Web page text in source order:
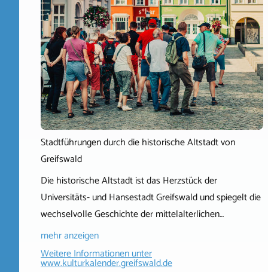
Stadtführungen durch die historische Altstadt von
Greifswald
Die historische Altstadt ist das Herzstück der
Universitäts- und Hansestadt Greifswald und spiegelt die
wechselvolle Geschichte der mittelalterlichen…
mehr anzeigen
Weitere Informationen unter
www.kulturkalender.greifswald.de